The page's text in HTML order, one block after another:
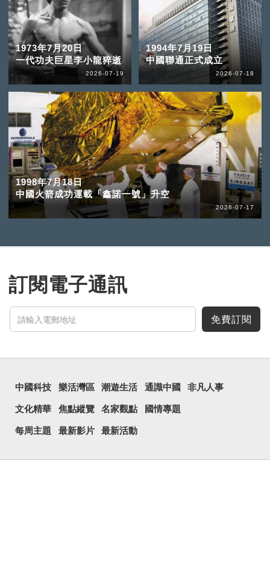
1973年7月20日
一代功夫巨星李小龍猝逝
2026-07-19
1994年7月19日
中國聯通正式成立
2026-07-18
1998年7月18日
中國火箭成功運載「鑫諾一號」升空
2026-07-17
訂閱電子通訊
免費訂閱
中國科技 樂活灣區 潮遊生活 通識中國 非凡人事
文化精華 焦點縱覽 名家觀點 國情專題
每周主題 最新影片 最新活動